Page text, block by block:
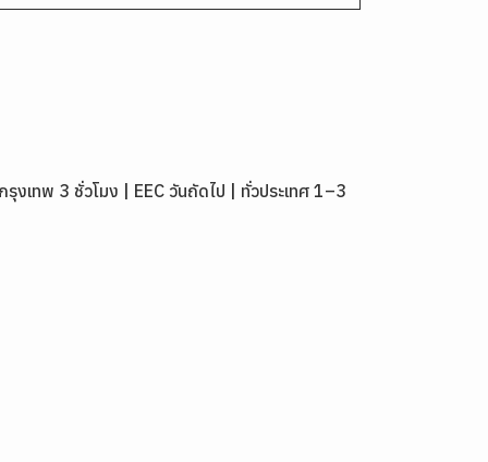
งเทพ 3 ชั่วโมง | EEC วันถัดไป | ทั่วประเทศ 1–3